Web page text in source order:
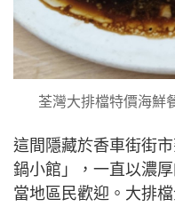
荃灣大排檔特價海鮮
這間隱藏於香車街街
鍋小館」，一直以濃
當地區民歡迎。大排